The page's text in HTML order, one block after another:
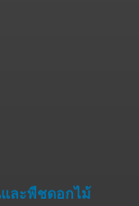
ละพืชดอกไม้